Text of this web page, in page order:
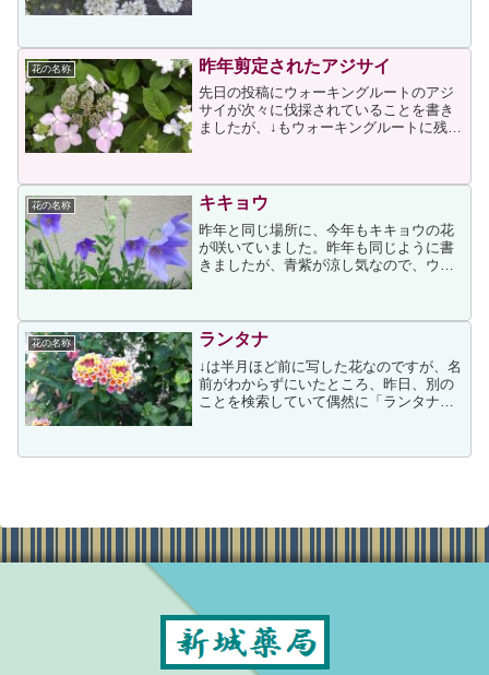
った栽培ではないと察...
花の名称 昨年剪定されたアジサイ
先日の投稿にウォーキングルートのアジ
サイが次々に伐採されていることを書き
ましたが、↓もウォーキングルートに残る
稿もしました。剪定されたからでしょう
か。昨年の今ごろより今...
花の名称 キキョウ
昨年と同じ場所に、今年もキキョウの花
が咲いていました。昨年も同じように書
きましたが、青紫が涼し気なので、ウォ
ら夏季休暇の方も多いのではないかと思
いますが、また暑さも戻り...
花の名称 ランタナ
↓は半月ほど前に写した花なのですが、名
前がわからずにいたところ、昨日、別の
ことを検索していて偶然に「ランタナ」
りました。花色が咲き進むにつれて変化